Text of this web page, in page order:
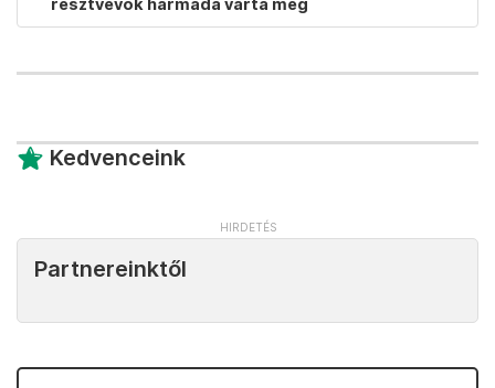
résztvevők harmada várta meg
Kedvenceink
Partnereinktől